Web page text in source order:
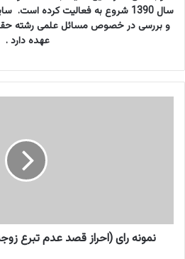
سال 1390 شروع به فعالیت کرده
و بررسی در خصوص مسائل علمی رشته
عهده دارد .
(
نمونه رای (احراز قصد عدم تبرع